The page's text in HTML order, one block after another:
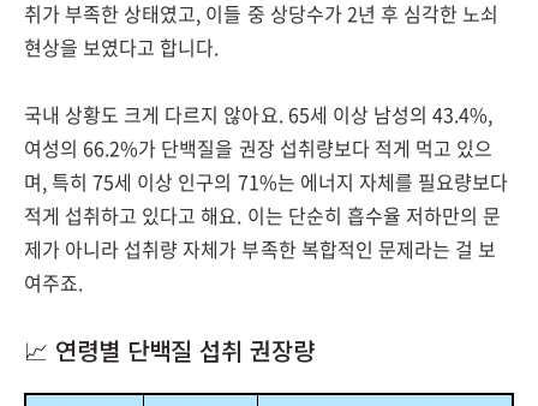
취가 부족한 상태였고, 이들 중 상당수가 2년 후 심각한 노쇠
현상을 보였다고 합니다.
국내 상황도 크게 다르지 않아요. 65세 이상 남성의 43.4%,
여성의 66.2%가 단백질을 권장 섭취량보다 적게 먹고 있으
며, 특히 75세 이상 인구의 71%는 에너지 자체를 필요량보다
적게 섭취하고 있다고 해요. 이는 단순히 흡수율 저하만의 문
제가 아니라 섭취량 자체가 부족한 복합적인 문제라는 걸 보
여주죠.
📈 연령별 단백질 섭취 권장량